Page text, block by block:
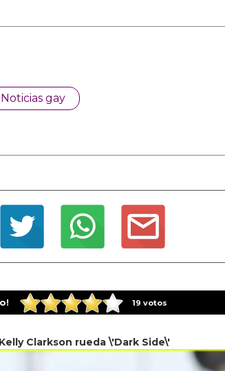
Noticias gay
19 votos
Kelly Clarkson rueda \'Dark Side\'